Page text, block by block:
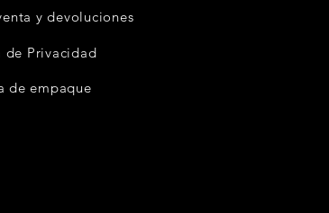
y devoluciones
de Privacidad
de empaque